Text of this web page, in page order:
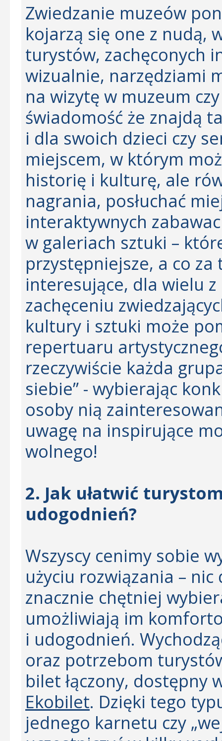
Zwiedzanie muzeów
kojarzą się one z nudą,
turystów, zachęconych
wizualnie, narzędziami
na wizytę w muzeum
świadomość że znajdą
i dla swoich dzieci czy
miejscem, w którym
historię i kulturę, ale
nagrania, posłuchać
interaktywnych
w galeriach sztuki –
przystępniejsze, a co
interesujące, dla wielu
zachęceniu
kultury i sztuki może
repertuaru
rzeczywiście każda
siebie” - wybierając
osoby nią
uwagę na inspirujące
wolnego!
2. Jak ułatwić
udogodnień?
Wszyscy cenimy sobie
użyciu rozwiązania –
znacznie chętniej
umożliwiają im
i udogodnień.
oraz potrzebom
bilet łączony, dostępny
Ekobilet. Dzięki tego
jednego karnetu czy